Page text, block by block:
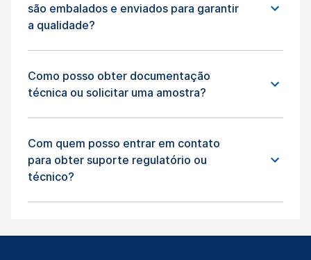
são embalados e enviados para garantir
a qualidade?
Como posso obter documentação
técnica ou solicitar uma amostra?
Com quem posso entrar em contato
para obter suporte regulatório ou
técnico?